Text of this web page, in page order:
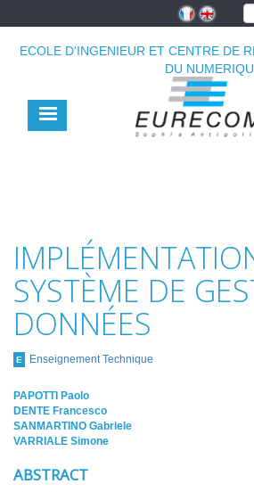
principal
ECOLE D'INGENIEUR ET CENTRE DE
DU
SYSTÈME DE
DONNÉES
E Enseignement Technique
PAPOTTI Paolo
DENTE Francesco
SANMARTINO Gabriele
VARRIALE Simone
ABSTRACT